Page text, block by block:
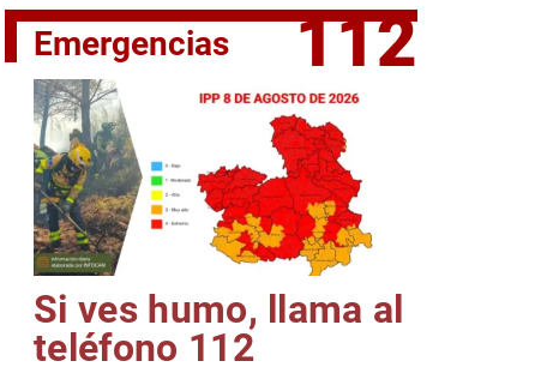
Ciclista CLM LEADER
Emergencias 112
Si ves humo, llama al
teléfono 112